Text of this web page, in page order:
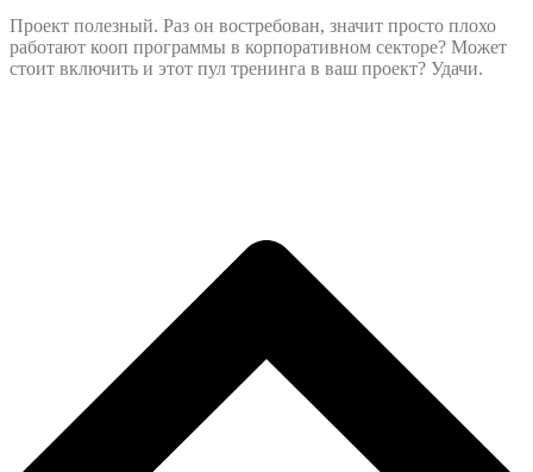
Проект полезный. Раз он востребован, значит просто плохо
работают кооп программы в корпоративном секторе? Может
стоит включить и этот пул тренинга в ваш проект? Удачи.